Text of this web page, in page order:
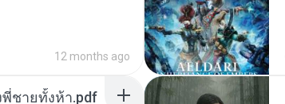
12 months ago
ชายทั้งห้า.pdf